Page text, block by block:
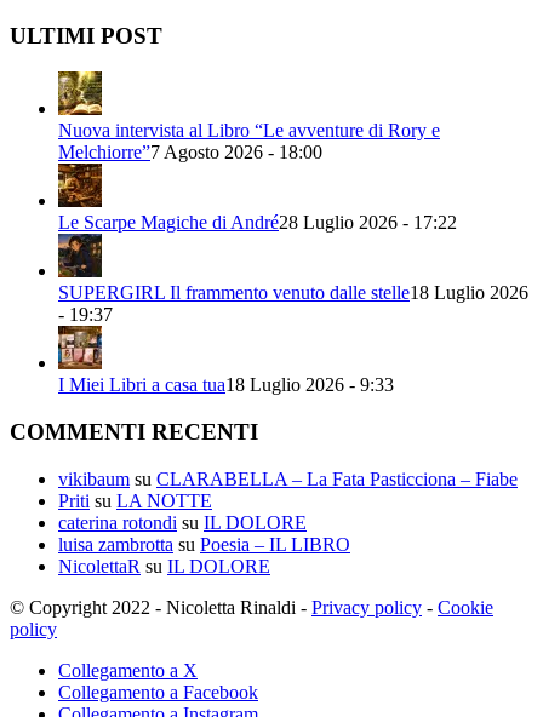
ULTIMI POST
Nuova intervista al Libro “Le avventure di Rory e
Melchiorre”7 Agosto 2026 - 18:00
Le Scarpe Magiche di André28 Luglio 2026 - 17:22
SUPERGIRL Il frammento venuto dalle stelle18 Luglio 2026
- 19:37
I Miei Libri a casa tua18 Luglio 2026 - 9:33
COMMENTI RECENTI
vikibaum su CLARABELLA – La Fata Pasticciona – Fiabe
Priti su LA NOTTE
caterina rotondi su IL DOLORE
luisa zambrotta su Poesia – IL LIBRO
NicolettaR su IL DOLORE
© Copyright 2022 - Nicoletta Rinaldi - Privacy policy - Cookie
policy
Collegamento a X
Collegamento a Facebook